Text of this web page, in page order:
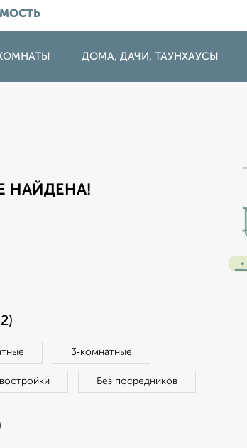
ДОМА, ДАЧИ, ТАУНХАУСЫ
НАЙДЕНА!
3‑комнатные
Без посредников